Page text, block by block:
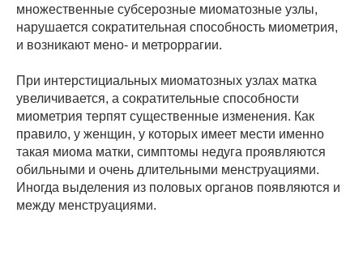
множественные субсерозные миоматозные узлы,
нарушается сократительная способность миометрия,
и возникают мено- и метроррагии.
При интерстициальных миоматозных узлах матка
увеличивается, а сократительные способности
миометрия терпят существенные изменения. Как
правило, у женщин, у которых имеет мести именно
такая миома матки, симптомы недуга проявляются
обильными и очень длительными менструациями.
Иногда выделения из половых органов появляются и
между менструациями.